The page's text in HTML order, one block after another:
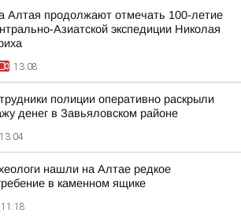
Алтая продолжают отмечать 100-летие
Азиатской экспедиции Николая
13:08
полиции оперативно раскрыли
денег в Завьяловском районе
13:04
нашли на Алтае редкое
в каменном ящике
11:18